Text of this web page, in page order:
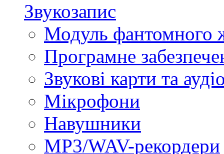
Звукозапис
Модуль фантомного
Програмне
Звукові карти та
Мікрофони
Навушники
MP3/WAV-рекордери